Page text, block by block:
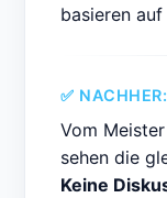
basieren
✅
Vom
sehen die
Keine